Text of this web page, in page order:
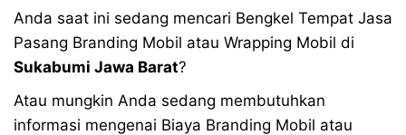
Anda saat ini sedang mencari Bengkel Tempat Jasa
Pasang Branding Mobil atau Wrapping Mobil di
Sukabumi Jawa Barat?
Atau mungkin Anda sedang membutuhkan
informasi mengenai Biaya Branding Mobil atau